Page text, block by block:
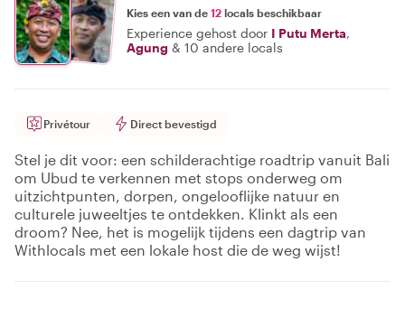
Kies een van de 12 locals beschikbaar
Experience gehost door I Putu Merta,
Agung & 10 andere locals
Privétour Direct bevestigd
Stel je dit voor: een schilderachtige roadtrip vanuit Bali
om Ubud te verkennen met stops onderweg om
uitzichtpunten, dorpen, ongelooflijke natuur en
culturele juweeltjes te ontdekken. Klinkt als een
droom? Nee, het is mogelijk tijdens een dagtrip van
Withlocals met een lokale host die de weg wijst!